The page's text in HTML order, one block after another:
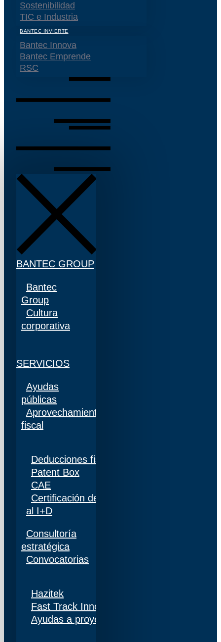
Sostenibilidad
TIC e Industria
BANTEC INVIERTE
Bantec Innova
Bantec Emprende
RSC
BANTEC GROUP
Bantec
Group
Cultura
corporativa
SERVICIOS
Ayudas
públicas
Aprovechamiento
fiscal
Deducciones fiscales
Patent Box
CAE
Certificación de personal adscrito al 100%
al I+D
Consultoría
estratégica
Convocatorias
Hazitek
Fast Track Innobideak
Ayudas a proyectos de I+D+i en Navarra